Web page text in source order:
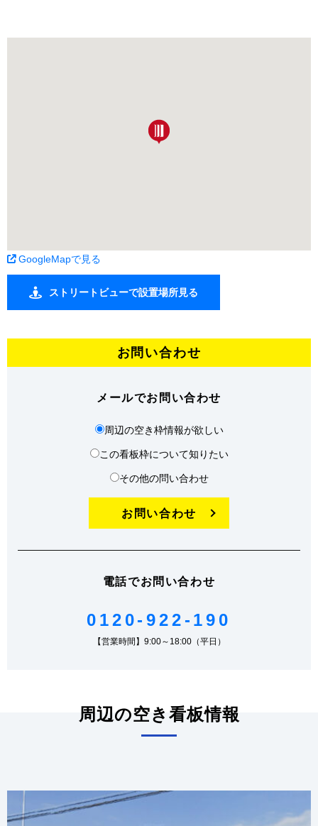
GoogleMapで見る
ストリートビューで設置場所見る
お問い合わせ
メールでお問い合わせ
周辺の空き枠情報が欲しい
この看板枠について知りたい
その他の問い合わせ
お問い合わせ
電話でお問い合わせ
0120-922-190
【営業時間】9:00～18:00（平日）
周辺の空き看板情報